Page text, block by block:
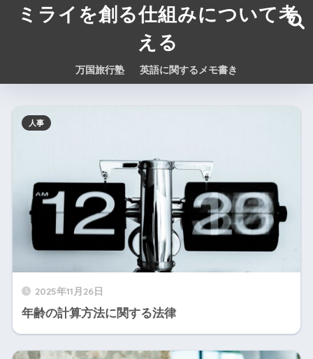
ミライを創る仕組みについて考
える
万国旅行塾 英語に関するメモ書き
2025年11月26日
年齢の計算方法に関する法律
人事